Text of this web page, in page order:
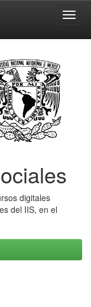
digitales
del IIS, en el